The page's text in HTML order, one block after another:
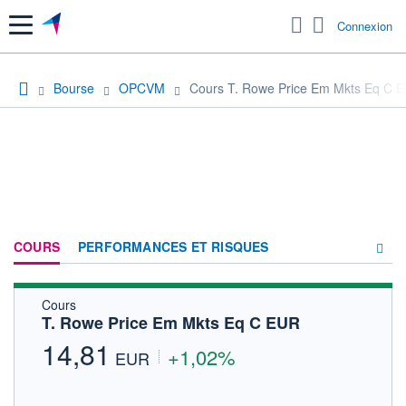
Menu Connexion
Bourse OPCVM Cours T. Rowe Price Em Mkts Eq C
COURS PERFORMANCES ET RISQUES
Cours
T. Rowe Price Em Mkts Eq C EUR
14,81 EUR +1,02%